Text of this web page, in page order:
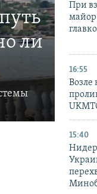
ли
При
майор
16:55
Возле
15:40